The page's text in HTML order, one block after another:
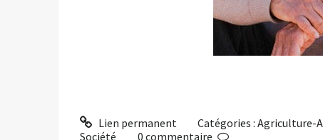
Lien permanent Catégories :Agriculture-
Société
0 commentaire